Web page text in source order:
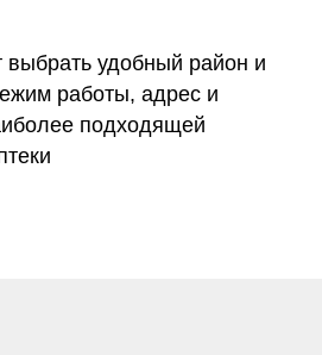
выбрать удобный район и
работы, адрес и
подходящей